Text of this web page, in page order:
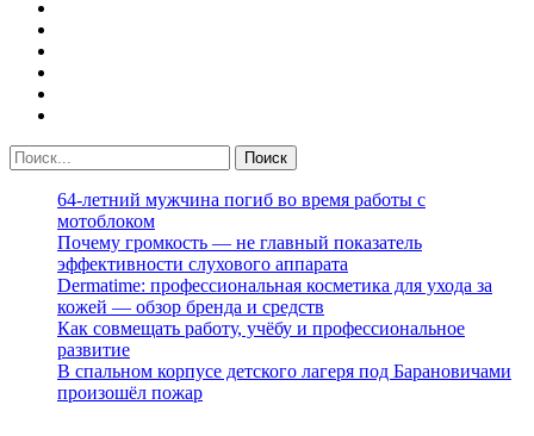
64-летний мужчина погиб во время работы с
мотоблоком
Почему громкость — не главный показатель
эффективности слухового аппарата
Dermatime: профессиональная косметика для ухода за
кожей — обзор бренда и средств
Как совмещать работу, учёбу и профессиональное
развитие
В спальном корпусе детского лагеря под Барановичами
произошёл пожар